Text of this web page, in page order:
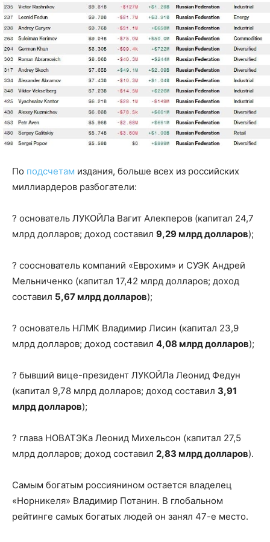
По подсчетам издания, больше всех из российских
миллиардеров разбогатели:
? основатель ЛУКОЙЛа Вагит Алекперов (капитал 24,7
млрд долларов; доход составил 9,29 млрд долларов);
? сооснователь компаний «Еврохим» и СУЭК Андрей
Мельниченко (капитал 17,42 млрд долларов; доход
составил 5,67 млрд долларов);
? основатель НЛМК Владимир Лисин (капитал 23,9
млрд долларов; доход составил 4,08 млрд долларов);
? бывший вице-президент ЛУКОЙЛа Леонид Федун
(капитал 9,78 млрд долларов; доход составил 3,91
млрд долларов);
? глава НОВАТЭКа Леонид Михельсон (капитал 27,5
млрд долларов; доход составил 2,83 млрд долларов).
Самым богатым россиянином остается владелец
«Норникеля» Владимир Потанин. В глобальном
рейтинге самых богатых людей он занял 47-е место.